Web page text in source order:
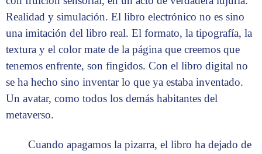
Realidad y simulación. El libro electrónico no es sino
una imitación del libro real. El formato, la tipografía, la
textura y el color mate de la página que creemos que
tenemos enfrente, son fingidos. Con el libro digital no
se ha hecho sino inventar lo que ya estaba inventado.
Un avatar, como todos los demás habitantes del
metaverso.
Cuando apagamos la pizarra, el libro ha dejado de